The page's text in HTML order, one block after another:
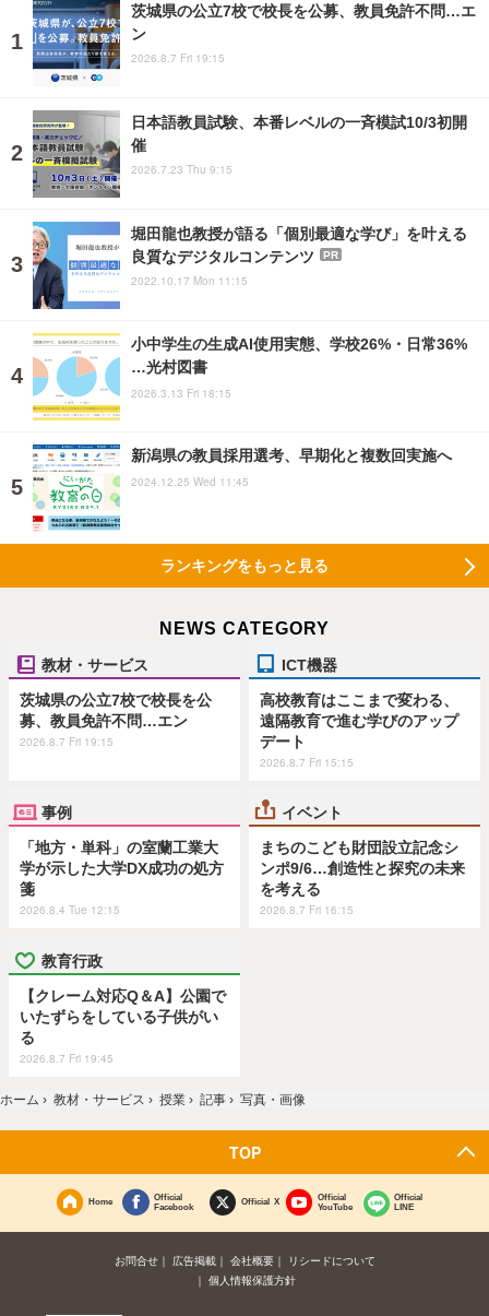
茨城県の公立7校で校長を公募、教員免許不問…エ
ン
2026.8.7 Fri 19:15
日本語教員試験、本番レベルの一斉模試10/3初開
催
2026.7.23 Thu 9:15
堀田龍也教授が語る「個別最適な学び」を叶える
良質なデジタルコンテンツ
PR
2022.10.17 Mon 11:15
小中学生の生成AI使用実態、学校26%・日常36%
…光村図書
2026.3.13 Fri 18:15
新潟県の教員採用選考、早期化と複数回実施へ
2024.12.25 Wed 11:45
ランキングをもっと見る
NEWS CATEGORY
教材・サービス
茨城県の公立7校で校長を公
募、教員免許不問…エン
2026.8.7 Fri 19:15
ICT機器
高校教育はここまで変わる、
遠隔教育で進む学びのアップ
デート
2026.8.7 Fri 15:15
事例
「地方・単科」の室蘭工業大
学が示した大学DX成功の処方
箋
2026.8.4 Tue 12:15
イベント
まちのこども財団設立記念シ
ンポ9/6…創造性と探究の未来
を考える
2026.8.7 Fri 16:15
教育行政
【クレーム対応Q＆A】公園で
いたずらをしている子供がい
る
2026.8.7 Fri 19:45
ホーム › 教材・サービス › 授業 › 記事 › 写真・画像
TOP
Home
Official
Facebook
Official X
Official
YouTube
Official
LINE
お問合せ 広告掲載 会社概要
リシードについて
個人情報保護方針